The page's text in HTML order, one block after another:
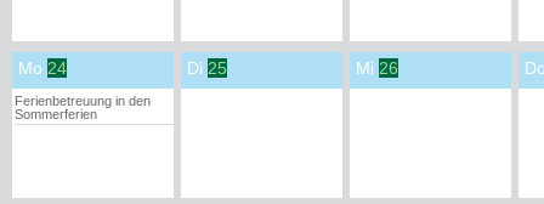
Mo 24
Ferienbetreuung in den
Sommerferien
Di 25 Mi 26